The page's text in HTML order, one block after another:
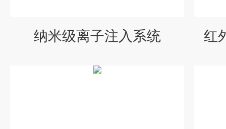
纳米级离子注入系统 红